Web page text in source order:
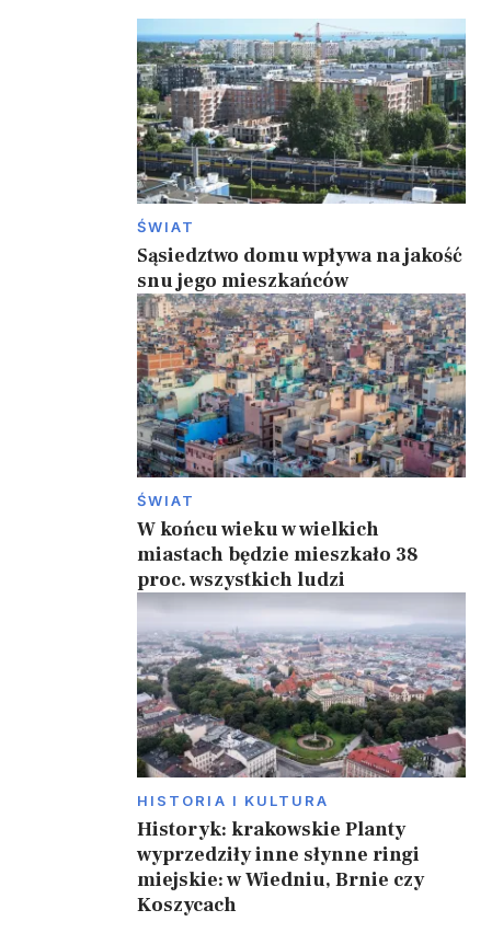
ŚWIAT
Sąsiedztwo domu wpływa na jakość
snu jego mieszkańców
ŚWIAT
W końcu wieku w wielkich
miastach będzie mieszkało 38
proc. wszystkich ludzi
HISTORIA I KULTURA
Historyk: krakowskie Planty
wyprzedziły inne słynne ringi
miejskie: w Wiedniu, Brnie czy
Koszycach